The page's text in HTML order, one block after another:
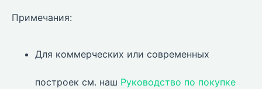
Примечания:
Для коммерческих или современных
построек см. наш Руководство по покупке